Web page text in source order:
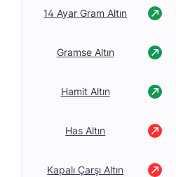
14 Ayar Gram Altın
Gramse Altın
Hamit Altın
Has Altın
Kapalı Çarşı Altın